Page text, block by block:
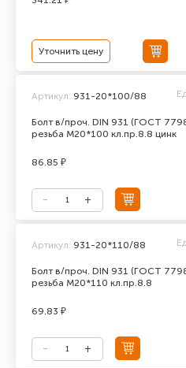
Уточнить цену
Болт в/проч. DIN 931 (ГОСТ
резьба М20*100 кл.пр.8.8 цинк
Артикул: 931-20*100/88
86.85 ₽
Болт в/проч. DIN 931 (ГОСТ
резьба М20*110 кл.пр.8.8
Артикул: 931-20*110/88
69.83 ₽